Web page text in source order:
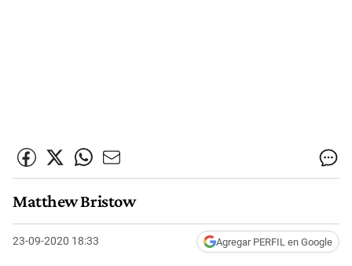
Matthew Bristow
23-09-2020 18:33 Agregar PERFIL en Google